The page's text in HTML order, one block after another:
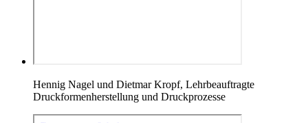
Hennig Nagel und Dietmar Kropf, Lehrbeauftragte
Druckformenherstellung und Druckprozesse